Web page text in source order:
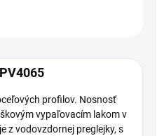
profilov. Nosnosť
vypaľovacím lakom v
z vodovzdornej preglejky, s